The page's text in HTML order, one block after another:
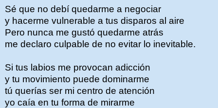
Sé que no debí quedarme a negociar
y hacerme vulnerable a tus disparos al aire
Pero nunca me gustó quedarme atrás
me declaro culpable de no evitar lo inevitable.
Si tus labios me provocan adicción
y tu movimiento puede dominarme
tú querías ser mi centro de atención
yo caía en tu forma de mirarme